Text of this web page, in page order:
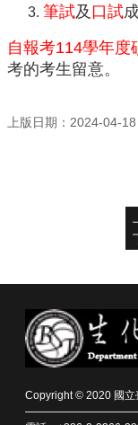
生
專
區
大
動
態
常
筆試及 口試
自報考114學年度
考的考生留意。
上版日期：2024-04-18
Copyright © 2020 國立